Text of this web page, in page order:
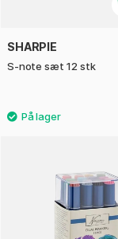
SHARPIE
S-note sæt 12 stk